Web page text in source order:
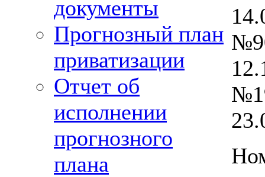
документы
Прогнозный план
приватизации
Отчет об
исполнении
прогнозного
плана